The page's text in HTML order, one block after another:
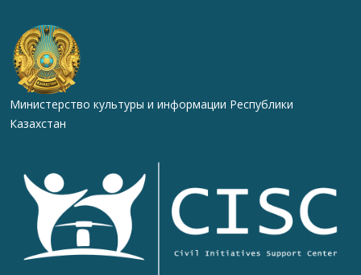
Министерство культуры и информации Республики
Казахстан